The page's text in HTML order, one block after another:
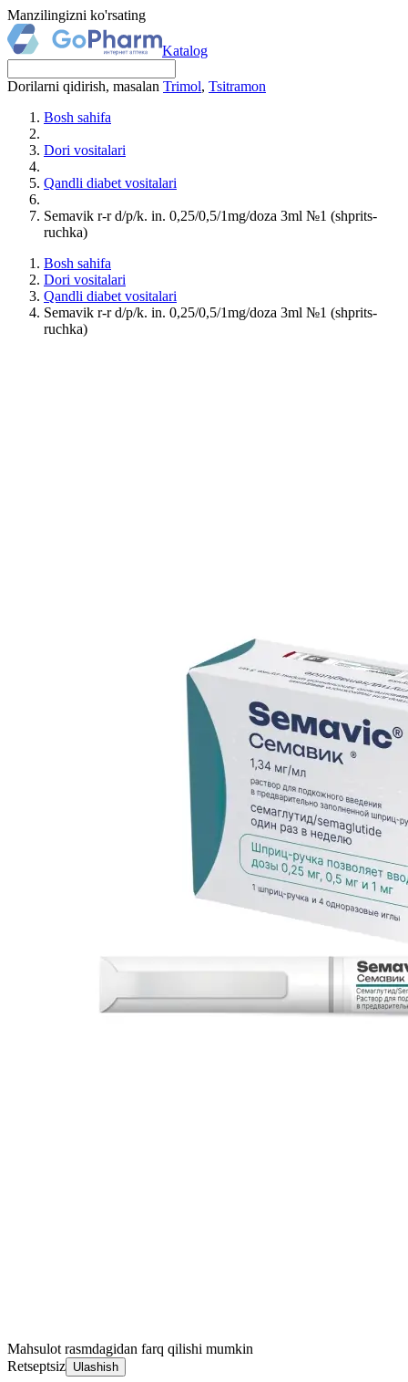
Manzilingizni ko'rsating
Katalog
Dorilarni qidirish, masalan Trimol, Tsitramon
Bosh sahifa
Dori vositalari
Qandli diabet vositalari
Semavik r-r d/p/k. in. 0,25/0,5/1mg/doza 3ml №1 (shprits-
ruchka)
Bosh sahifa
Dori vositalari
Qandli diabet vositalari
Semavik r-r d/p/k. in. 0,25/0,5/1mg/doza 3ml №1 (shprits-
ruchka)
Mahsulot rasmdagidan farq qilishi mumkin
Retseptsiz Ulashish